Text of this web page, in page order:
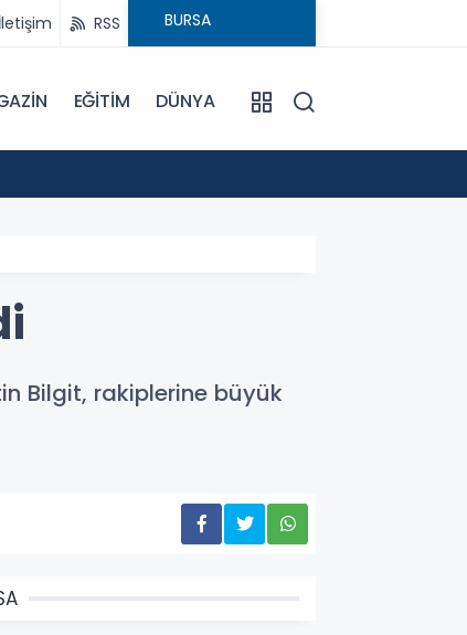
İletişim RSS
EĞİTİM DÜNYA
Bilgit, rakiplerine büyük